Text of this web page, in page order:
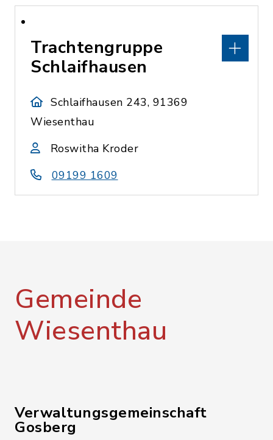
Trachtengruppe
Schlaifhausen
Schlaifhausen 243, 91369
Wiesenthau
Roswitha Kroder
09199 1609
Gemeinde
Wiesenthau
Verwaltungsgemeinschaft
Gosberg